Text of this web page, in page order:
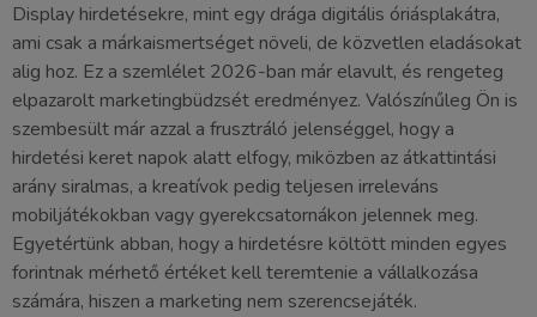
Display hirdetésekre, mint egy drága digitális óriásplakátra,
ami csak a márkaismertséget növeli, de közvetlen eladásokat
alig hoz. Ez a szemlélet 2026-ban már elavult, és rengeteg
elpazarolt marketingbüdzsét eredményez. Valószínűleg Ön is
szembesült már azzal a frusztráló jelenséggel, hogy a
hirdetési keret napok alatt elfogy, miközben az átkattintási
arány siralmas, a kreatívok pedig teljesen irreleváns
mobiljátékokban vagy gyerekcsatornákon jelennek meg.
Egyetértünk abban, hogy a hirdetésre költött minden egyes
forintnak mérhető értéket kell teremtenie a vállalkozása
számára, hiszen a marketing nem szerencsejáték.